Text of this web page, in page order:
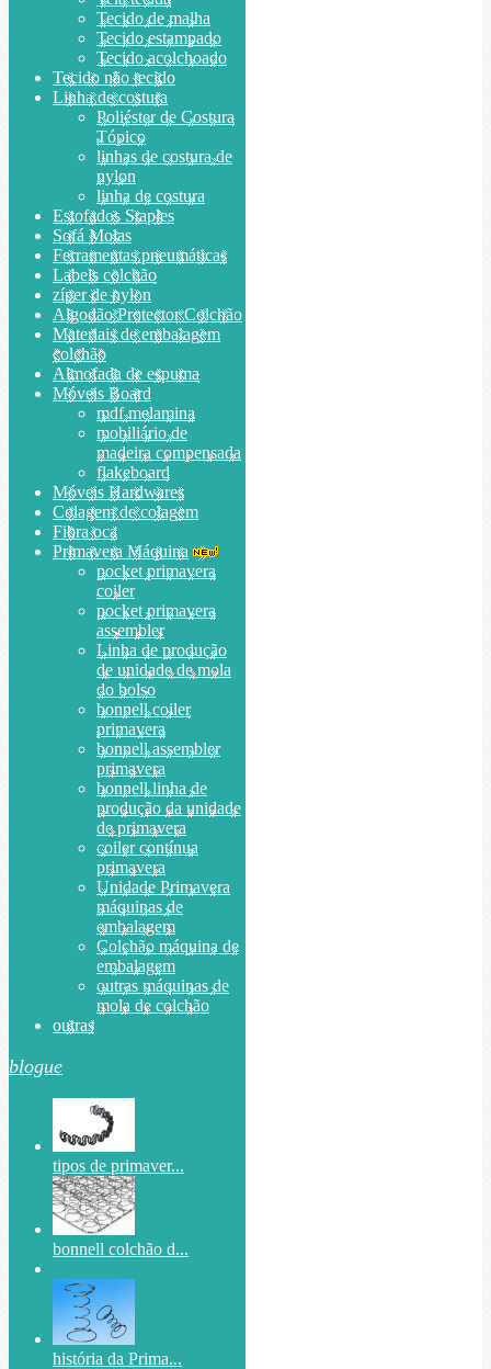
Tecido de malha
Tecido estampado
Tecido acolchoado
Tecido não tecido
Linha de costura
Poliéster de Costura
Tópico
linhas de costura de
nylon
linha de costura
Estofados Staples
Sofá Molas
Ferramentas pneumáticas
Labels colchão
zíper de nylon
Algodão Protector Colchão
Materiais de embalagem
colchão
Almofada de espuma
Móveis Board
mdf melamina
mobiliário de
madeira compensada
flakeboard
Móveis Hardwares
Colagem de colagem
Fibra oca
Primavera Máquina
pocket primavera
coiler
pocket primavera
assembler
Linha de produção
de unidade de mola
do bolso
bonnell coiler
primavera
bonnell assembler
primavera
bonnell linha de
produção da unidade
de primavera
coiler contínua
primavera
Unidade Primavera
máquinas de
embalagem
Colchão máquina de
embalagem
outras máquinas de
mola de colchão
outras
blogue
tipos de primaver...
bonnell colchão d...
história da Prima...